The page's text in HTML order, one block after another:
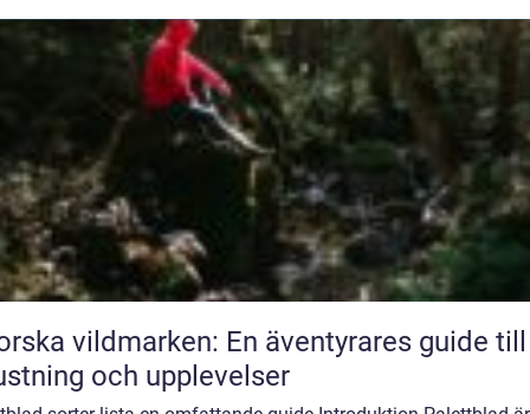
vildmarken: En äventyrares guide till
och upplevelser